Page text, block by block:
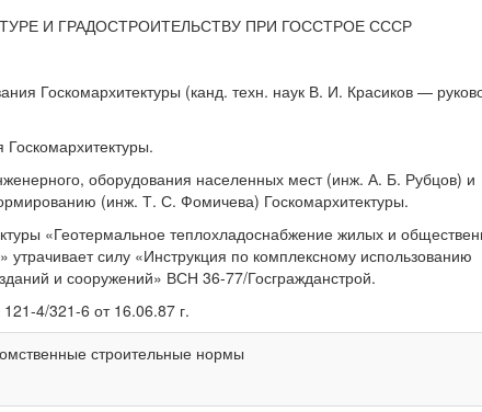
И ГРАДОСТРОИТЕЛЬСТВУ ПРИ ГОССТРОЕ СССР
Госкомархитектуры (канд. техн. наук В. И. Красиков —
оборудования населенных мест (инж. А. Б. Рубцов) и
(инж. Т. С. Фомичева) Госкомархитектуры.
«Геотермальное теплохладоснабжение жилых и
силу «Инструкция по комплексному использованию
и сооружений» ВСН 36-77/Госгражданстрой.
4/321-6 от 16.06.87 г.
строительные нормы